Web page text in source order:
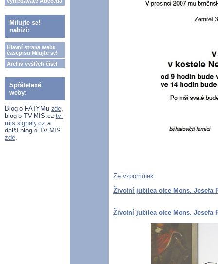
Milujte se!
nabízí:
Hlavní strana webu
časopisu Milujte se!
Archiv vyšlých čísel
Spřátelené
weby:
Blog o FATYMu zde,
blog o TV-MIS.cz tv-
mis.signaly.cz a
další blog o TV-MIS
zde.
Ze vzpomínek:
Životní jubilea otce Mons. Josefa
Životní jubilea otce Mons. Josefa